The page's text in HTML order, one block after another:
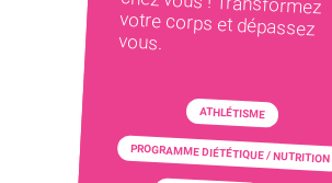
vous.
ATHLÉTISME
PROGRAMME DIÉTÉTIQUE / NUTRITION